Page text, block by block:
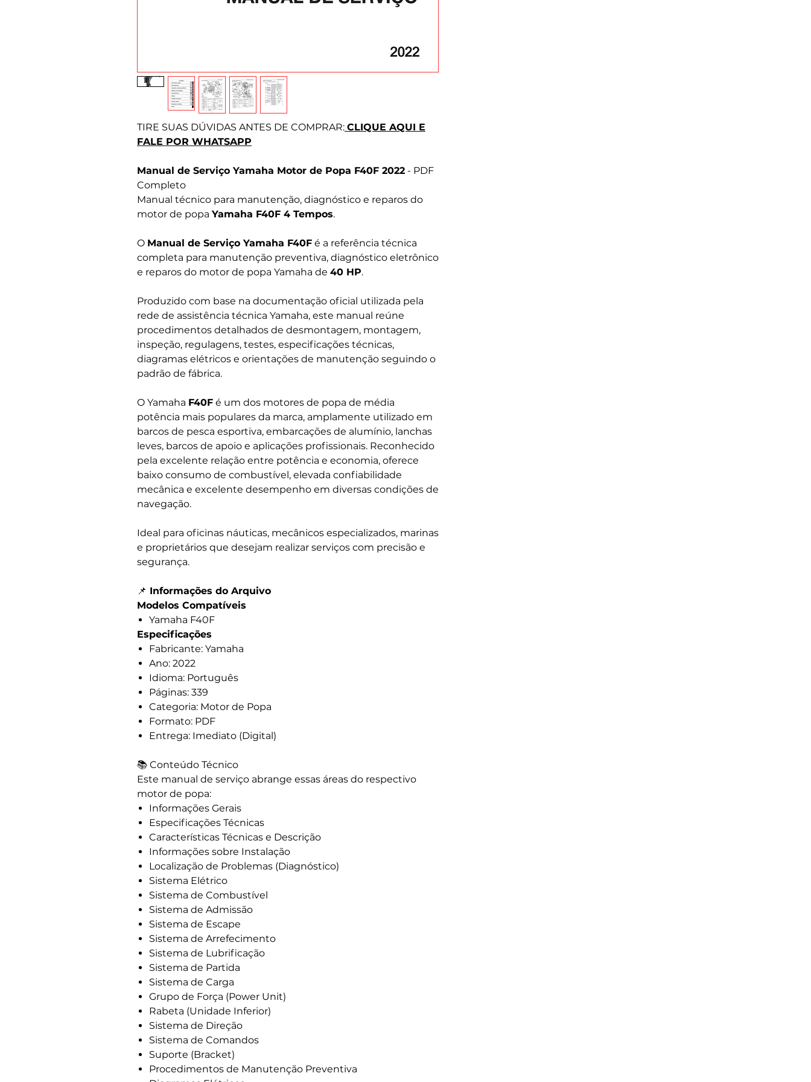
TIRE SUAS DÚVIDAS ANTES DE COMPRAR: CLIQUE AQUI E
FALE POR WHATSAPP
Manual de Serviço Yamaha Motor de Popa F40F 2022 - PDF
Completo
Manual técnico para manutenção, diagnóstico e reparos do
motor de popa Yamaha F40F 4 Tempos.
O Manual de Serviço Yamaha F40F é a referência técnica
completa para manutenção preventiva, diagnóstico eletrônico
e reparos do motor de popa Yamaha de 40 HP.
Produzido com base na documentação oficial utilizada pela
rede de assistência técnica Yamaha, este manual reúne
procedimentos detalhados de desmontagem, montagem,
inspeção, regulagens, testes, especificações técnicas,
diagramas elétricos e orientações de manutenção seguindo o
padrão de fábrica.
O Yamaha F40F é um dos motores de popa de média
potência mais populares da marca, amplamente utilizado em
barcos de pesca esportiva, embarcações de alumínio, lanchas
leves, barcos de apoio e aplicações profissionais. Reconhecido
pela excelente relação entre potência e economia, oferece
baixo consumo de combustível, elevada confiabilidade
mecânica e excelente desempenho em diversas condições de
navegação.
Ideal para oficinas náuticas, mecânicos especializados, marinas
e proprietários que desejam realizar serviços com precisão e
segurança.
📌 Informações do Arquivo
Modelos Compatíveis
Yamaha F40F
Especificações
Fabricante: Yamaha
Ano: 2022
Idioma: Português
Páginas: 339
Categoria: Motor de Popa
Formato: PDF
Entrega: Imediato (Digital)
📚 Conteúdo Técnico
Este manual de serviço abrange essas áreas do respectivo
motor de popa:
Informações Gerais
Especificações Técnicas
Características Técnicas e Descrição
Informações sobre Instalação
Localização de Problemas (Diagnóstico)
Sistema Elétrico
Sistema de Combustível
Sistema de Admissão
Sistema de Escape
Sistema de Arrefecimento
Sistema de Lubrificação
Sistema de Partida
Sistema de Carga
Grupo de Força (Power Unit)
Rabeta (Unidade Inferior)
Sistema de Direção
Sistema de Comandos
Suporte (Bracket)
Procedimentos de Manutenção Preventiva